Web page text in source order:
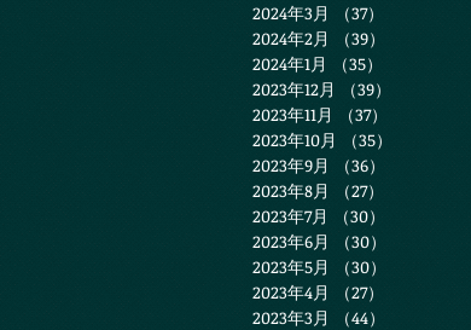
2024年3月
（37）
2024年2月
（39）
2024年1月
（35）
2023年12月
（39）
2023年11月
（37）
2023年10月
（35）
2023年9月
（36）
2023年8月
（27）
2023年7月
（30）
2023年6月
（30）
2023年5月
（30）
2023年4月
（27）
2023年3月
（44）